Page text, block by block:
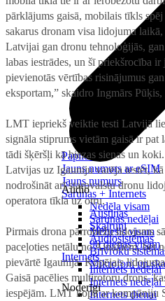
Papildināt
Jauns numurs ar eSIM
Jauns numurs
Sarunas + Internets
Nedēļa visam
Sarunas nedēļai
Mēnesis visam
90 dienas visam
Internets
Internets nedēļai
Internets
Internets dienai
Audio
Austiņas
Skaļruņi
Audiosistēmas
Brīvroku
Mikrofoni un
Noderīgi
pārklājums gaisā, mobilais tīkls
sakarus dronam visa lidojuma
Latvijai gan dronu tehnoloģijās,
labas iestrādes, un šī priekšrocība
pievienotās vērtības risinājumus
eksportam,” skaidro Ingmārs
LMT iepriekš veiktie testi Latvijā
signāla stiprums vietām gaisā ir pat
tādi šķēršļi kā biezas sienas un
Latvijas uz Igauniju varēja testēt,
nodrošināt arī starpvalstu dronu
operatora tīkla uz otru.
Pirmais drona pārrobežu lidojums
paceļoties netālu no Ainažiem, bet
pievārtē Igaunijā. Kopējais
Gaisā pacēlies multirotoru drons,
iespējām. LMT kopā ar kompāniju